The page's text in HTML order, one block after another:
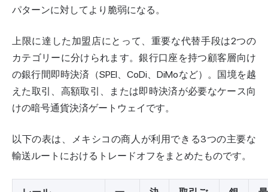
パターンに対してより脆弱になる。
上限に達した加盟店にとって、重要な代替手段は2つの
カテゴリーに分けられます。銀行口座を持つ顧客層向け
の銀行間即時決済（SPEI、CoDi、DiMoなど）。国境を越
えた取引、高額取引、または即時決済が必要なケース向
けの暗号通貨決済ゲートウェイです。
以下の表は、メキシコの商人が利用できる3つの主要な
輸送ルートにおけるトレードオフをまとめたものです。